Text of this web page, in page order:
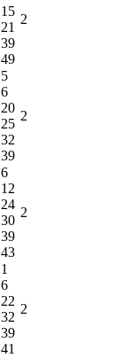
15
21
39
49
2
5
6
20
25
32
39
2
6
12
24
30
39
43
2
1
6
22
32
39
41
2